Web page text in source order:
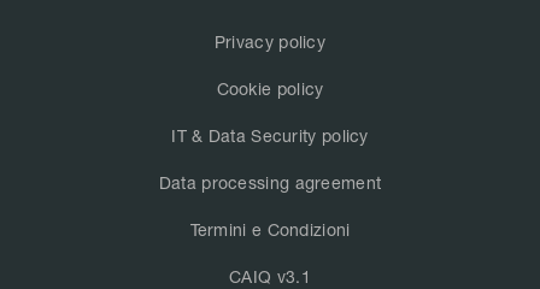
Privacy policy
Cookie policy
IT & Data Security policy
Data processing agreement
Termini e Condizioni
CAIQ v3.1